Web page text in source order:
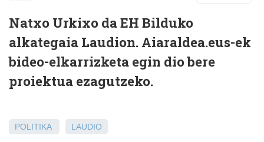
Natxo Urkixo da EH Bilduko
alkategaia Laudion. Aiaraldea.eus-ek
bideo-elkarrizketa egin dio bere
proiektua ezagutzeko.
POLITIKA LAUDIO